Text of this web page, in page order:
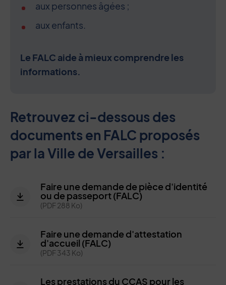
aux personnes âgées ;
aux enfants.
Le FALC aide à mieux comprendre les
informations.
Retrouvez ci-dessous des
documents en FALC proposés
par la Ville de Versailles :
Faire une demande de pièce d'identité
ou de passeport (FALC)
(PDF 288 Ko)
Faire une demande d'attestation
d'accueil (FALC)
(PDF 343 Ko)
Les prestations du CCAS pour les